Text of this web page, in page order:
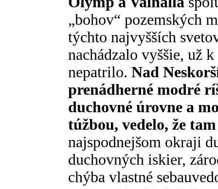
„bohov“ pozemských
týchto najvyšších
nachádzalo vyššie, už
nepatrilo. Nad
prenádherné modré
duchovné úrovne a
túžbou, vedelo, že
najspodnejšom okraji
duchovných iskier,
chýba vlastné